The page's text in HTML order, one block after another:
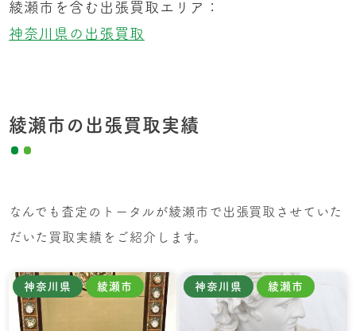
綾瀬市を含む出張買取エリア：
神奈川県の出張買取
綾瀬市の出張買取実績
なんでも査定のトータルが綾瀬市で出張買取させていた
だいた買取実績をご紹介します。
神奈川県 綾瀬市 神奈川県 綾瀬市